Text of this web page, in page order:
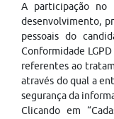
A participação no
desenvolvimento,
pessoais do
Conformidade
referentes ao
através do qual a
segurança da
Clicando em